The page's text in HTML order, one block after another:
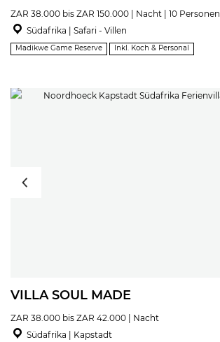
ZAR 38.000 bis ZAR 150.000 | Nacht | 10 Personen
Südafrika | Safari - Villen
Madikwe Game Reserve Inkl. Koch & Personal
VILLA SOUL MADE
ZAR 38.000 bis ZAR 42.000 | Nacht
Südafrika | Kapstadt